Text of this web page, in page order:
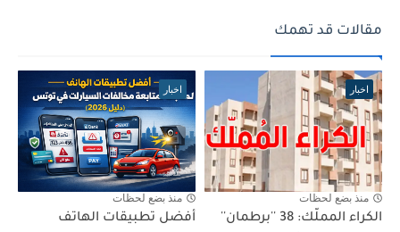
مقالات قد تهمك
اخبار
منذ بضع لحظات
الكراء المملّك: 38 ''برطمان''
اخبار
منذ بضع لحظات
أفضل تطبيقات الهاتف